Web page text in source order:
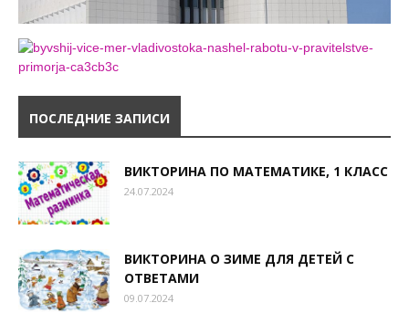
ПОСЛЕДНИЕ ЗАПИСИ
ВИКТОРИНА ПО МАТЕМАТИКЕ, 1 КЛАСС
24.07.2024
ВИКТОРИНА О ЗИМЕ ДЛЯ ДЕТЕЙ С
ОТВЕТАМИ
09.07.2024